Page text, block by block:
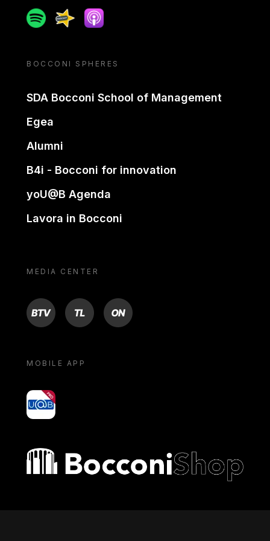
SpotifySpreakerApple podcast
BOCCONI SPHERES
SDA Bocconi School of Management
Egea
Alumni
B4i - Bocconi for innovation
yoU@B Agenda
Lavora in Bocconi
MEDIA CENTER
BTV TL ON
MOBILE APP
yoU@B
Bocconi shop